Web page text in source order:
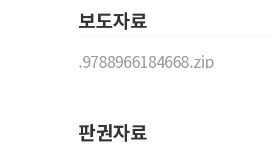
보도자료
.9788966184668.zip
판권자료